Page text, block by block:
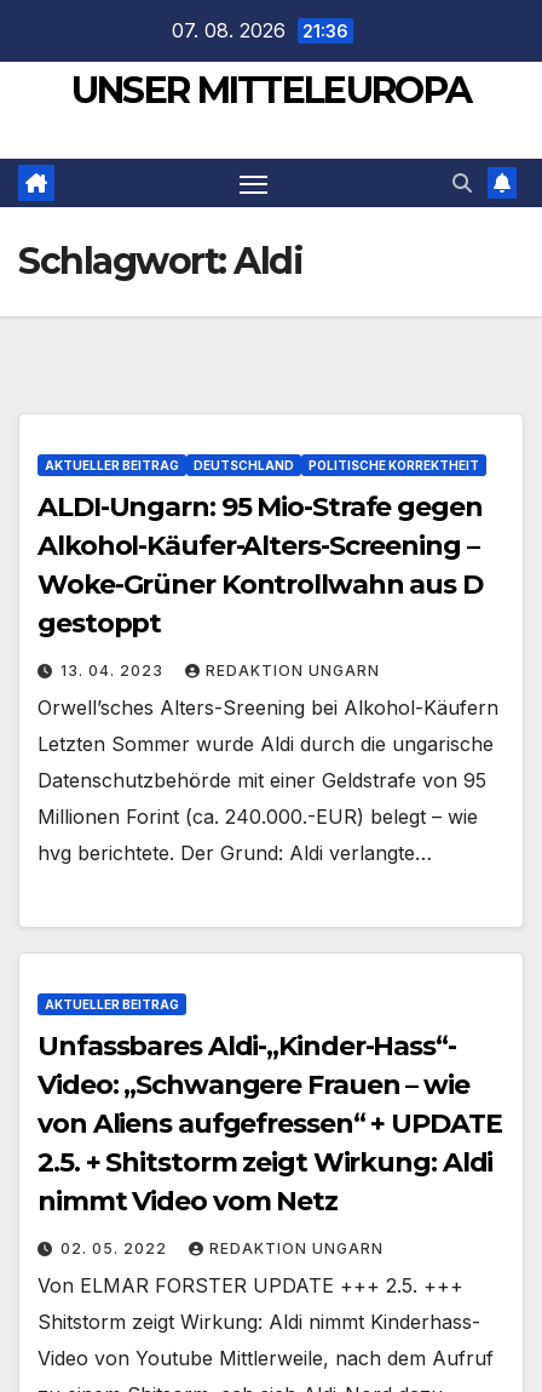
springen
07. 08. 2026 21:36
UNSER MITTELEUROPA
Schlagwort:Aldi
AKTUELLER BEITRAG DEUTSCHLAND POLITISCHE KORREKTHEIT
ALDI-Ungarn: 95 Mio-Strafe gegen
Alkohol-Käufer-Alters-Screening –
Woke-Grüner Kontrollwahn aus D
gestoppt
13. 04. 2023 REDAKTION UNGARN
Orwell’sches Alters-Sreening bei Alkohol-Käufern
Letzten Sommer wurde Aldi durch die ungarische
Datenschutzbehörde mit einer Geldstrafe von 95
Millionen Forint (ca. 240.000.-EUR) belegt – wie
hvg berichtete. Der Grund: Aldi verlangte…
AKTUELLER BEITRAG
Unfassbares Aldi-„Kinder-Hass“-
Video: „Schwangere Frauen – wie
von Aliens aufgefressen“ + UPDATE
2.5. + Shitstorm zeigt Wirkung: Aldi
nimmt Video vom Netz
02. 05. 2022 REDAKTION UNGARN
Von ELMAR FORSTER UPDATE +++ 2.5. +++
Shitstorm zeigt Wirkung: Aldi nimmt Kinderhass-
Video von Youtube Mittlerweile, nach dem Aufruf